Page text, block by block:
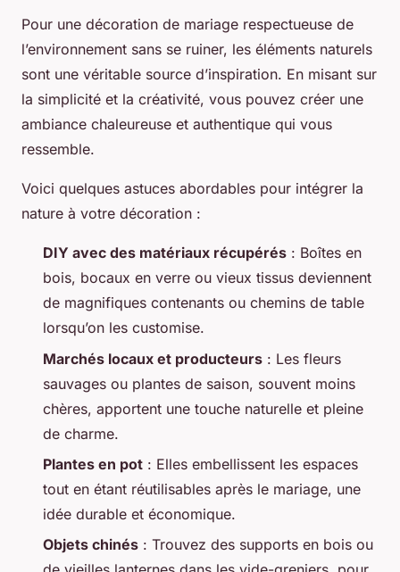
Pour une décoration de mariage respectueuse de
l’environnement sans se ruiner, les éléments naturels
sont une véritable source d’inspiration. En misant sur
la simplicité et la créativité, vous pouvez créer une
ambiance chaleureuse et authentique qui vous
ressemble.
Voici quelques astuces abordables pour intégrer la
nature à votre décoration :
DIY avec des matériaux récupérés : Boîtes en
bois, bocaux en verre ou vieux tissus deviennent
de magnifiques contenants ou chemins de table
lorsqu’on les customise.
Marchés locaux et producteurs : Les fleurs
sauvages ou plantes de saison, souvent moins
chères, apportent une touche naturelle et pleine
de charme.
Plantes en pot : Elles embellissent les espaces
tout en étant réutilisables après le mariage, une
idée durable et économique.
Objets chinés : Trouvez des supports en bois ou